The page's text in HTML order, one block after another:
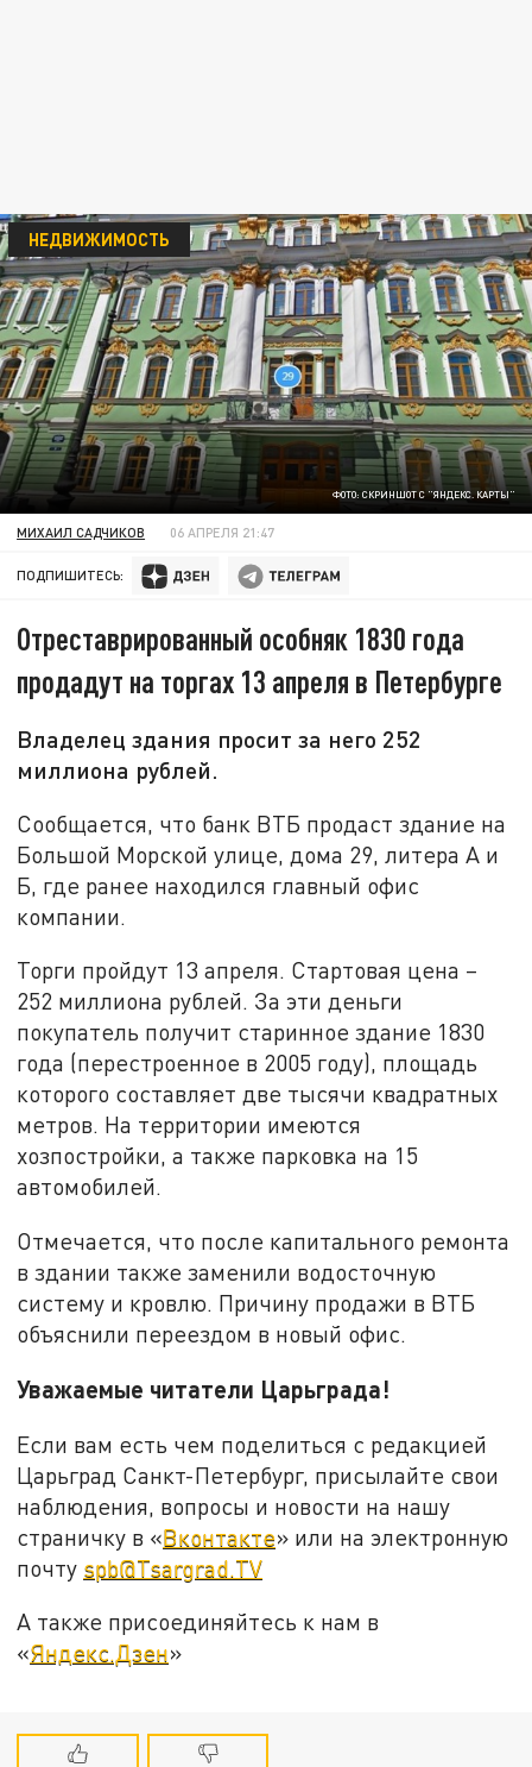
ФОТО: СКРИНШОТ С "ЯНДЕКС. КАРТЫ"
НЕДВИЖИМОСТЬ
МИХАИЛ САДЧИКОВ 06 АПРЕЛЯ 21:47
ПОДПИШИТЕСЬ:
Отреставрированный особняк 1830 года
продадут на торгах 13 апреля в Петербурге
Владелец здания просит за него 252
миллиона рублей.
Сообщается, что банк ВТБ продаст здание на
Большой Морской улице, дома 29, литера А и
Б, где ранее находился главный офис
компании.
Торги пройдут 13 апреля. Стартовая цена –
252 миллиона рублей. За эти деньги
покупатель получит старинное здание 1830
года (перестроенное в 2005 году), площадь
которого составляет две тысячи квадратных
метров. На территории имеются
хозпостройки, а также парковка на 15
автомобилей.
Отмечается, что после капитального ремонта
в здании также заменили водосточную
систему и кровлю. Причину продажи в ВТБ
объяснили переездом в новый офис.
Уважаемые читатели Царьграда!
Если вам есть чем поделиться с редакцией
Царьград Санкт-Петербург, присылайте свои
наблюдения, вопросы и новости на нашу
страничку в «Вконтакте» или на электронную
почту spb@Tsargrad.TV
А также присоединяйтесь к нам в
«Яндекс.Дзен»